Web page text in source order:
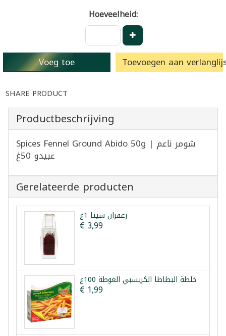
Hoeveelheid:
Voeg toe Toevoegen aan
SHARE PRODUCT
Productbeschrijving
Spices Fennel Ground Abido 50g | شومر ناعم
عبيدو 50غ
Gerelateerde producten
زعفران سيتا 1غ
€ 3,99
خلطة البطاطا الكريسبي الغوطة 100غ
€ 1,99